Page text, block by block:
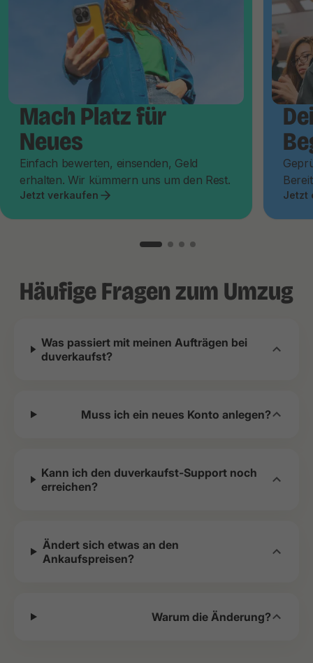
Mach Platz für
Neues
Einfach bewerten, einsenden, Geld
erhalten. Wir kümmern uns um den Rest.
Jetzt verkaufen Jetzt
Häufige Fragen zum Umzug
Was passiert mit meinen Aufträgen bei
duverkaufst?
Muss ich ein neues Konto anlegen?
Kann ich den duverkaufst-Support noch
erreichen?
Ändert sich etwas an den
Ankaufspreisen?
Warum die Änderung?